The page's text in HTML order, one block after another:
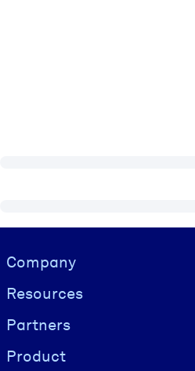
Visually hidden Text
Company
Resources
Partners
Product